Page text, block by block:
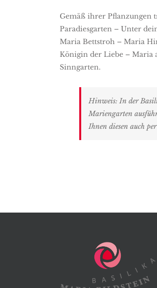
Gemäß ihrer Pflanzungen
Paradiesgarten – Unter
Maria Bettstroh – Maria
Königin der Liebe – Maria
Sinngarten.
Hinweis: In der
Mariengarten
Ihnen diesen auch